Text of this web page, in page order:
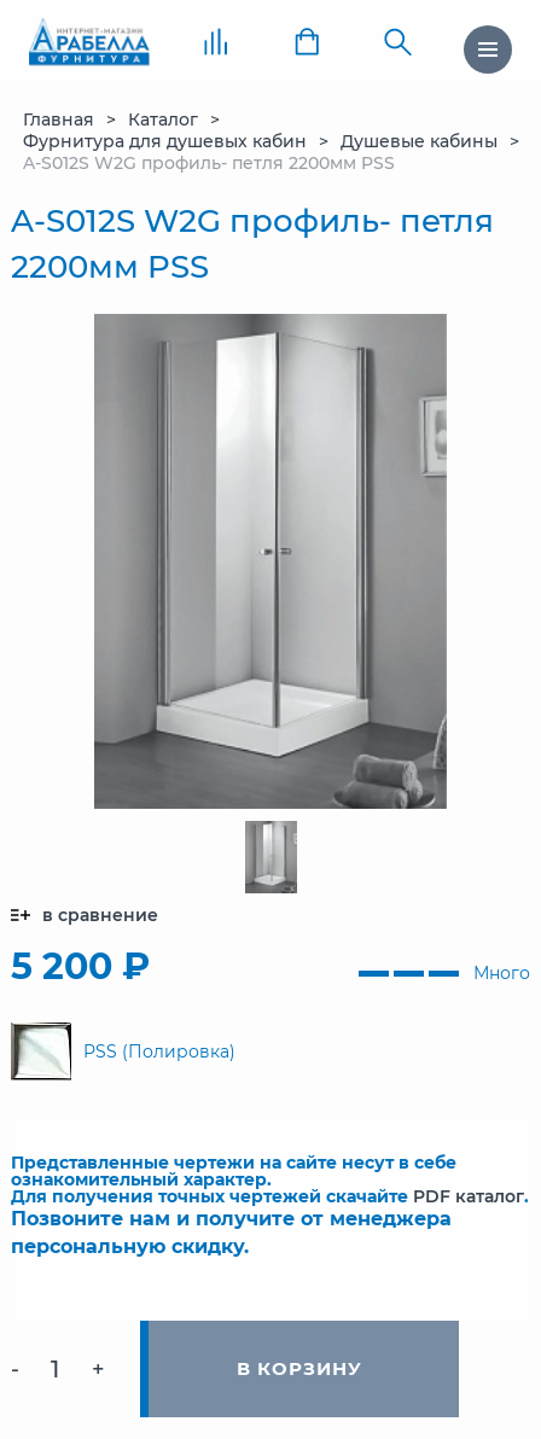
Главная
Каталог
Фурнитура для душевых кабин
Душевые кабины
A-S012S W2G профиль- петля 2200мм PSS
A-S012S W2G профиль- петля
2200мм PSS
в сравнение
5 200 ₽ Много
PSS (Полировка)
Представленные чертежи на сайте несут в себе
ознакомительный характер.
Для получения точных чертежей скачайте PDF каталог.
Позвоните нам и получите от менеджера
персональную скидку.
- + В КОРЗИНУ